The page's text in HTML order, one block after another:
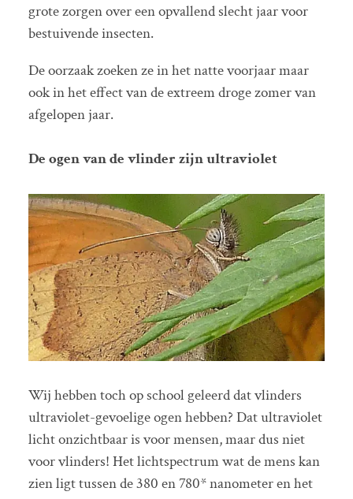
grote zorgen over een opvallend slecht jaar voor
bestuivende insecten.
De oorzaak zoeken ze in het natte voorjaar maar
ook in het effect van de extreem droge zomer van
afgelopen jaar.
De ogen van de vlinder zijn ultraviolet
Wij hebben toch op school geleerd dat vlinders
ultraviolet-gevoelige ogen hebben? Dat ultraviolet
licht onzichtbaar is voor mensen, maar dus niet
voor vlinders! Het lichtspectrum wat de mens kan
zien ligt tussen de 380 en 780* nanometer en het